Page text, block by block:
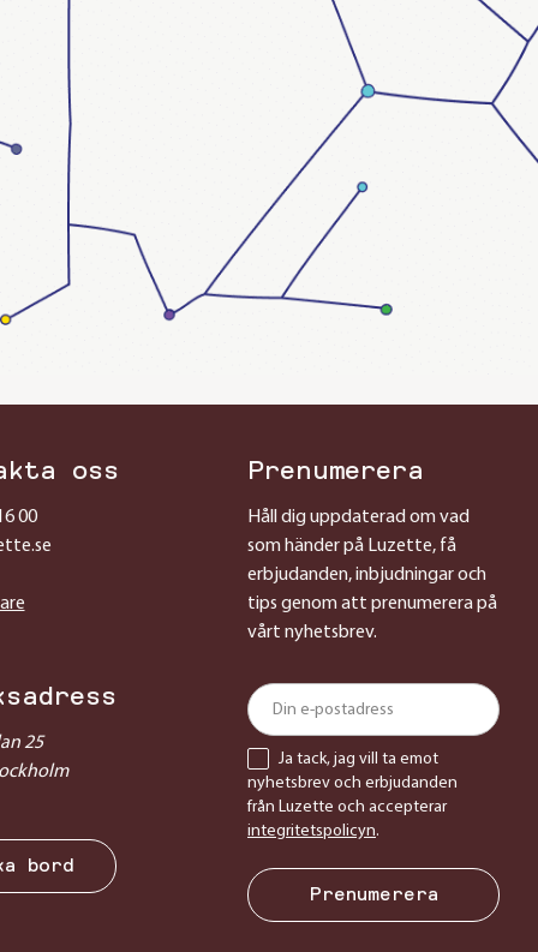
oss
00
25
bord
Prenumerera
Håll dig uppdaterad om vad
som händer på Luzette, få
erbjudanden, inbjudningar och
tips genom att prenumerera på
vårt nyhetsbrev.
Ja tack, jag vill ta emot
nyhetsbrev och erbjudanden
från Luzette och accepterar
integritetspolicyn.
Prenumerera